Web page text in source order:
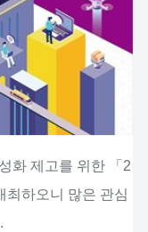
화 제고를 위한 「2
최하오니 많은 관심